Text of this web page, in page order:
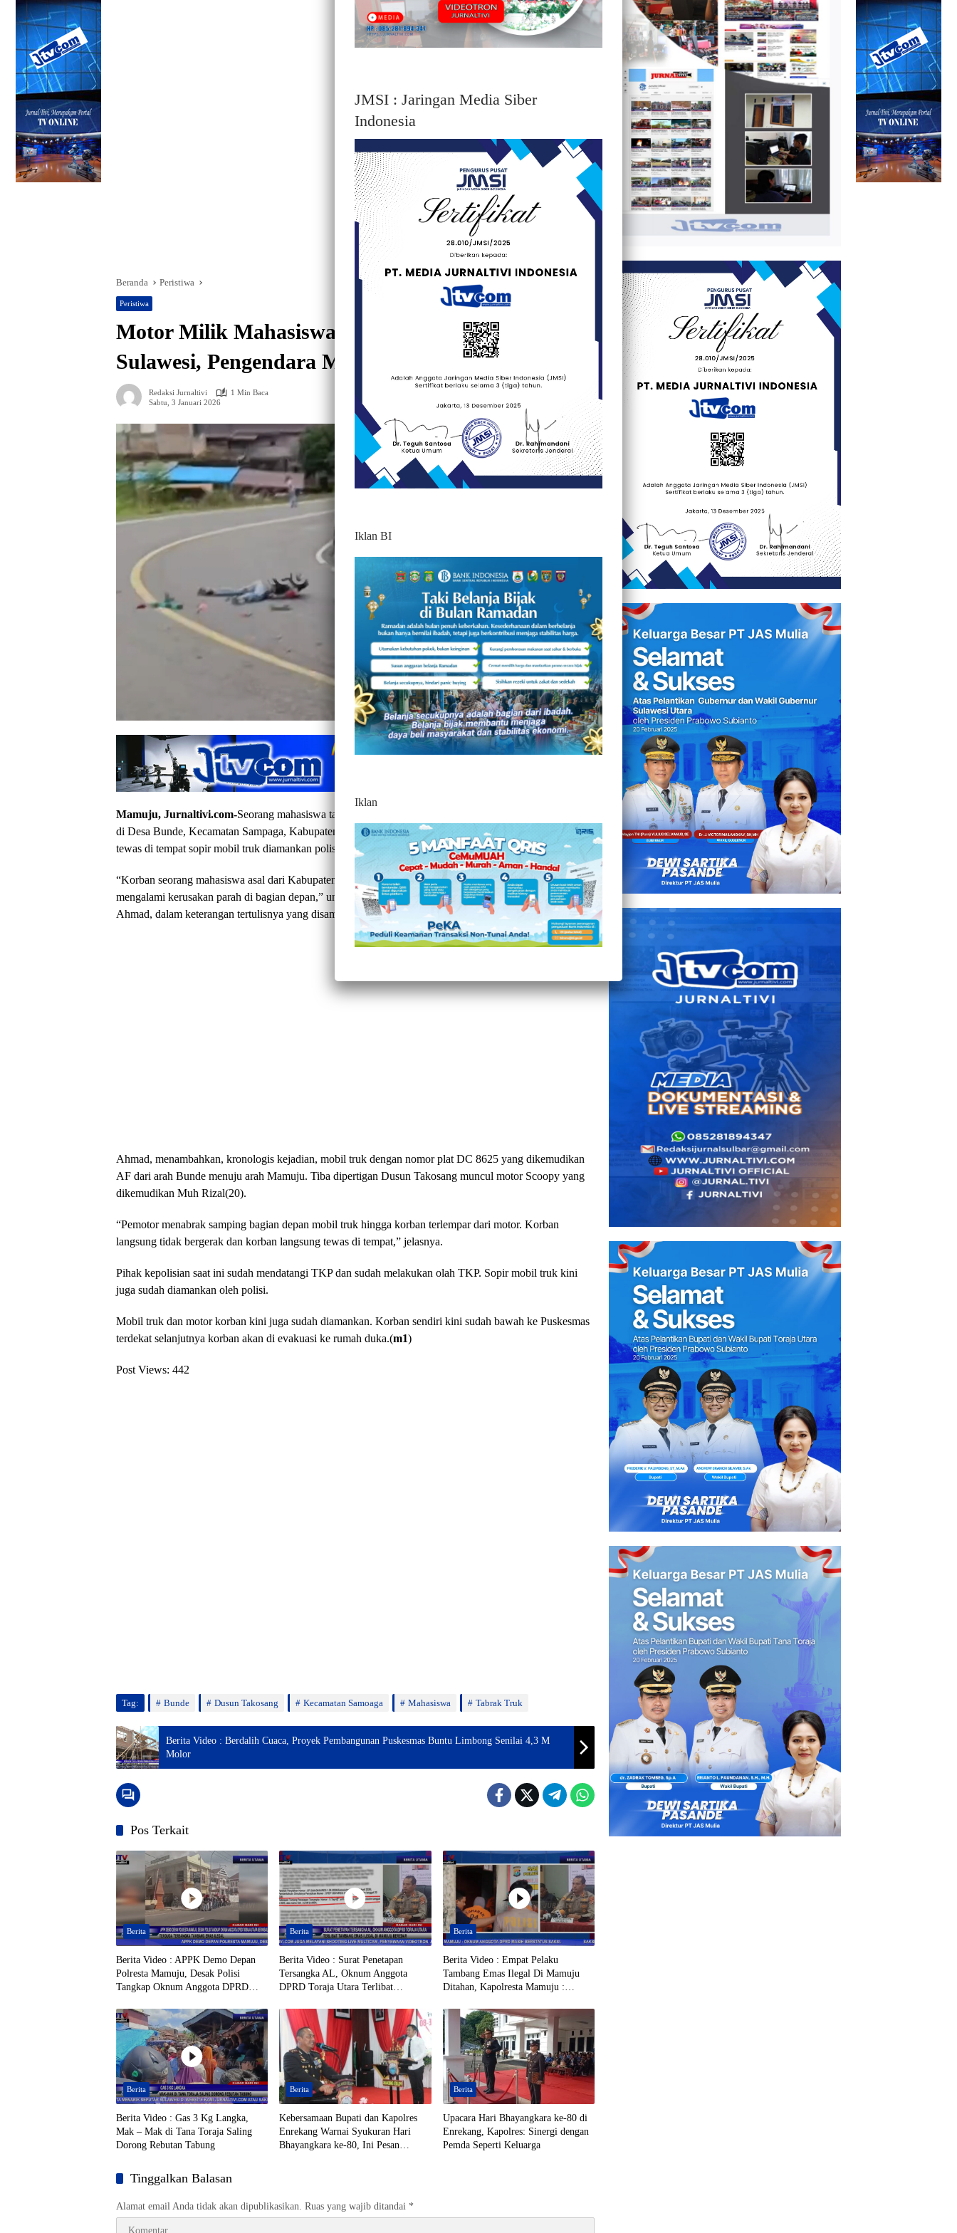
Beranda Peristiwa
Peristiwa
Motor Milik Mahasiswa Tabrak Truk di JalanTrans
Sulawesi, Pengendara Motor Tewas di Tempat
Redaksi Jurnaltivi
1 Min Baca
Sabtu, 3 Januari 2026
442
Mamuju, Jurnaltivi.com-Seorang mahasiswa tabrak mobil truk, di Jalan Transportasi Sulawesi, tepatnya
di Desa Bunde, Kecamatan Sampaga, Kabupaten Mamuju, Sulaweai Barat (Sulbar). Pengendara motor
tewas di tempat sopir mobil truk diamankan polisi.
“Korban seorang mahasiswa asal dari Kabupaten Pasangkayu. Sepeda motor yang dikendarai korban
mengalami kerusakan parah di bagian depan,” ungkap Kanit Laka Polantas Polresta Mamuju, Ipda
Ahmad, dalam keterangan tertulisnya yang disampaikan ke media ini, Sabtu (3/1/2026).
Ahmad, menambahkan, kronologis kejadian, mobil truk dengan nomor plat DC 8625 yang dikemudikan
AF dari arah Bunde menuju arah Mamuju. Tiba dipertigan Dusun Takosang muncul motor Scoopy yang
dikemudikan Muh Rizal(20).
“Pemotor menabrak samping bagian depan mobil truk hingga korban terlempar dari motor. Korban
langsung tidak bergerak dan korban langsung tewas di tempat,” jelasnya.
Pihak kepolisian saat ini sudah mendatangi TKP dan sudah melakukan olah TKP. Sopir mobil truk kini
juga sudah diamankan oleh polisi.
Mobil truk dan motor korban kini juga sudah diamankan. Korban sendiri kini sudah bawah ke Puskesmas
terdekat selanjutnya korban akan di evakuasi ke rumah duka.(m1)
Post Views: 442
Tag: Bunde Dusun Takosang Kecamatan Samoaga Mahasiswa Tabrak Truk
Berita Video : Berdalih Cuaca, Proyek Pembangunan Puskesmas Buntu Limbong Senilai 4,3 M
Molor
Pos Terkait
Berita
Berita Video : APPK Demo Depan
Polresta Mamuju, Desak Polisi
Tangkap Oknum Anggota DPRD
Tersangka Tambang Emas Ilegal
Berita
Berita Video : Surat Penetapan
Tersangka AL, Oknum Anggota
DPRD Toraja Utara Terlibat
Beredar
Berita
Berita Video : Empat Pelaku
Tambang Emas Ilegal Di Mamuju
Ditahan, Kapolresta Mamuju :
Berstatus Saksi
Berita
Berita Video : Gas 3 Kg Langka,
Mak – Mak di Tana Toraja Saling
Dorong Rebutan Tabung
Berita
Kebersamaan Bupati dan Kapolres
Enrekang Warnai Syukuran Hari
Bhayangkara ke-80, Ini Pesan
Berita
Upacara Hari Bhayangkara ke-80 di
Enrekang, Kapolres: Sinergi dengan
Pemda Seperti Keluarga
Tinggalkan Balasan
Alamat email Anda tidak akan dipublikasikan. Ruas yang wajib ditandai *
JMSI : Jaringan Media Siber
Indonesia
Iklan BI
Iklan